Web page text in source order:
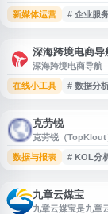
示公司品牌咨询、
解企业概况、服务
新媒体运营 # 企业服
深海跨境电商导
深海跨境电商导航
台，聚合跨境运营
便用户快速查找常
在线小工具 # 数据分
克劳锐
克劳锐（TopKlout
账号价值评估、达
牌方、机构和内容
数据与报表 # KOL分
九章云媒宝
九章云媒宝是九章